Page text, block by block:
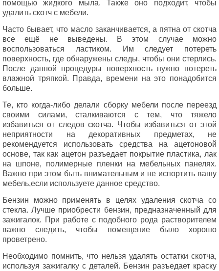
помощью жидкого мыла. Также оно подходит, чтобы
удалить скотч с мебели.
Часто бывает, что масло заканчивается, а пятна от скотча
все ещё не выведены. В этом случае можно
воспользоваться ластиком. Им следует потереть
поверхность, где обнаружены следы, чтобы они стерлись.
После данной процедуры поверхность нужно потереть
влажной тряпкой. Правда, времени на это понадобится
больше.
Те, кто когда-либо делали сборку мебели после переезд
своими силами, сталкиваются с тем, что тяжело
избавиться от следов скотча. Чтобы избавиться от этой
неприятности на декоративных предметах, не
рекомендуется использовать средства на ацетоновой
основе, так как ацетон разъедает покрытие пластика, лак
на шпоне, полимерные пленки на мебельных панелях.
Важно при этом быть внимательным и не испортить вашу
мебель,если используете данное средство.
Бензин можно применять в целях удаления скотча со
стекла. Лучше приобрести бензин, предназначенный для
зажигалок. При работе с подобного рода растворителем
важно следить, чтобы помещение было хорошо
проветрено.
Необходимо помнить, что нельзя удалять остатки скотча,
используя зажигалку с деталей. Бензин разъедает краску